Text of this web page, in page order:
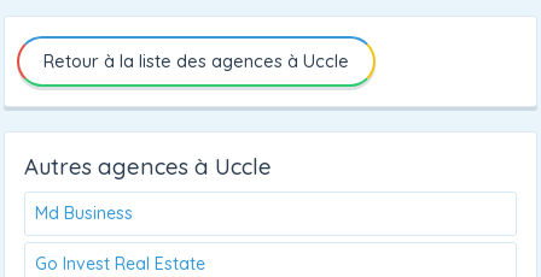
Retour à la liste des agences à Uccle
Autres agences à Uccle
Md Business
Go Invest Real Estate